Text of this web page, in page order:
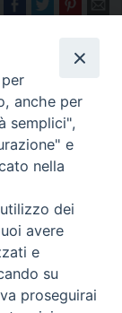
•
della Diocesi:
anche per
semplici",
e
nella
dei
avere
e
su
proseguirai